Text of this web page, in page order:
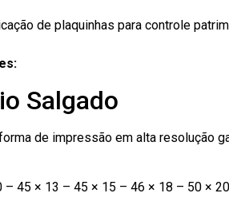
de plaquinhas para controle
Salgado
de impressão em alta resolução
45 × 13 – 45 × 15 – 46 × 18 – 50 ×